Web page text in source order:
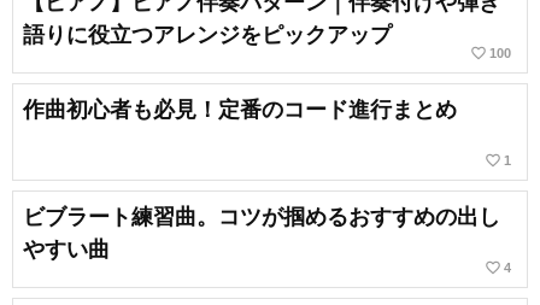
語りに役立つアレンジをピックアップ
favorite_border 100
作曲初心者も必見！定番のコード進行まとめ
favorite_border 1
ビブラート練習曲。コツが掴めるおすすめの出し
やすい曲
favorite_border 4